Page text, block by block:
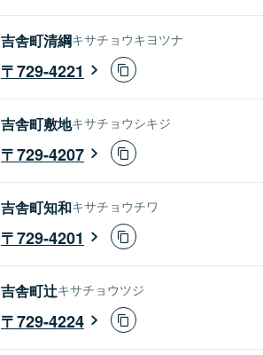
吉舎町清綱キサチョウキヨツナ
729-4221
吉舎町敷地キサチョウシキジ
729-4207
吉舎町知和キサチョウチワ
729-4201
吉舎町辻キサチョウツジ
729-4224